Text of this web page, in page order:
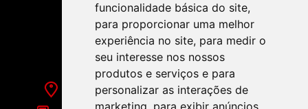
funcionalidade básica do site,
para proporcionar uma melhor
experiência no site, para medir o
seu interesse nos nossos
produtos e serviços e para
personalizar as interações de
marketing para exibir anúncios
SIGA-NOS NAS REDES SOCIAIS!
Rua de Évora, 70-C - Reguengos de Monsaraz